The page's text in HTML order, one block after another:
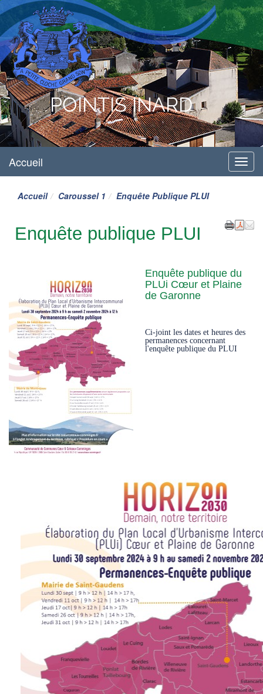
POINTIS INARD
Menu
Accueil
Accueil Caroussel 1 Enquête Publique PLUI
Enquête publique PLUI
Enquête publique du
PLUi Cœur et Plaine
de Garonne
Ci-joint les dates et heures des
permanences concernant
l'enquête publique du PLUI